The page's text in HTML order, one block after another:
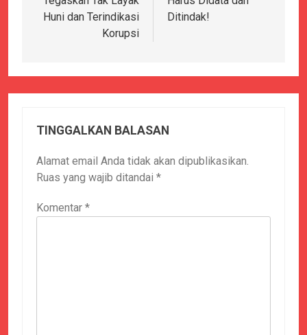
Huni dan Terindikasi
Korupsi
Ditindak!
TINGGALKAN BALASAN
Alamat email Anda tidak akan dipublikasikan.
Ruas yang wajib ditandai *
Komentar *